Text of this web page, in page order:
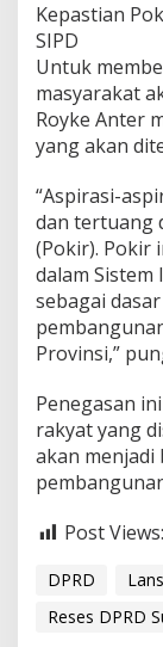
Kepastian
SIPD
Untuk
masyarakat
Royke Anter
yang akan
“Aspirasi-
dan tertuang
(Pokir). Pokir
dalam Sistem
sebagai
Provinsi,”
Penegasan
rakyat yang
akan menjadi
Post Views:
DPRD
Reses DPRD